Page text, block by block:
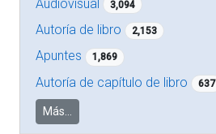
Audiovisual 3,094
Autoría de libro 2,153
Apuntes 1,869
Autoría de capítulo de libro 637
Más...